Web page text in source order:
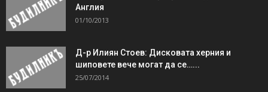
Англия
01/10/2013
Д-р Илиян Стоев: Дисковата херния и
шиповете вече могат да се…...
25/07/2014